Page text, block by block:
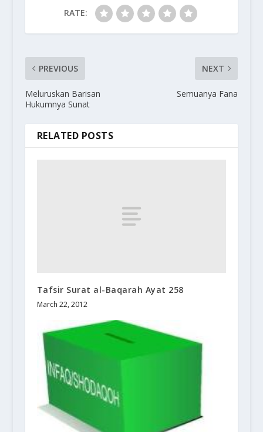
RATE:
PREVIOUS
Meluruskan Barisan
Hukumnya Sunat
NEXT
Semuanya Fana
RELATED POSTS
Tafsir Surat al-Baqarah Ayat 258
March 22, 2012